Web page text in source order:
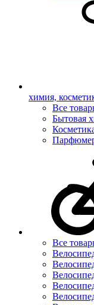
химия,
Все
Бытовая
Все